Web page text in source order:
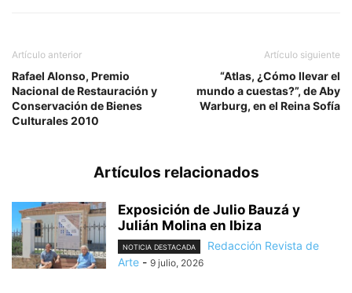
Artículo anterior
Rafael Alonso, Premio
Nacional de Restauración y
Conservación de Bienes
Culturales 2010
Artículo siguiente
“Atlas, ¿Cómo llevar el
mundo a cuestas?”, de Aby
Warburg, en el Reina Sofía
Artículos relacionados
Exposición de Julio Bauzá y
Julián Molina en Ibiza
NOTICIA DESTACADA
Redacción Revista de
Arte - 9 julio, 2026